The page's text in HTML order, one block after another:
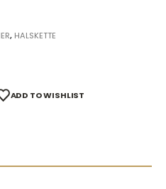
, HALSKETTE
ADD TO WISHLIST